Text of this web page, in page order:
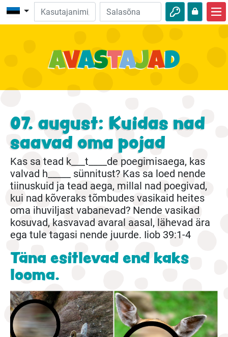
Piibliseiklused
Loodus
Seiklused
Tegevused
07. august: Kuidas nad
saavad oma pojad
Kas sa tead k___t____de poegimisaega, kas
valvad h_____ sünnitust? Kas sa loed nende
tiinuskuid ja tead aega, millal nad poegivad,
kui nad kõveraks tõmbudes vasikaid heites
oma ihuviljast vabanevad? Nende vasikad
kosuvad, kasvavad avaral aasal, lähevad ära
ega tule tagasi nende juurde. Iiob 39:1-4
Täna esitlevad end kaks
looma.